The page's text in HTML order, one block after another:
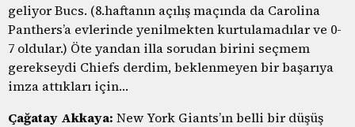
geliyor Bucs. (8.haftanın açılış maçında da Carolina
Panthers’a evlerinde yenilmekten kurtulamadılar ve 0-
7 oldular.) Öte yandan illa sorudan birini seçmem
gerekseydi Chiefs derdim, beklenmeyen bir başarıya
imza attıkları için…
Çağatay Akkaya: New York Giants’ın belli bir düşüş